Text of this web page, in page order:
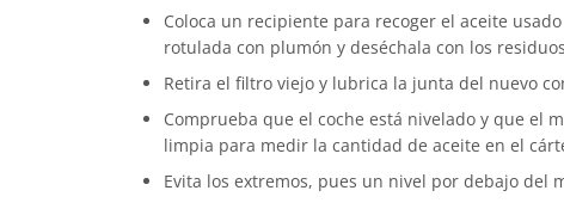
Coloca un recipiente para recoger el aceite
rotulada con plumón y deséchala con los
Retira el filtro viejo y lubrica la junta del nuevo
Comprueba que el coche está nivelado y que el
limpia para medir la cantidad de aceite en el
Evita los extremos, pues un nivel por debajo del